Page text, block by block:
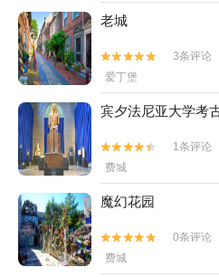
老城


3条评论
爱丁堡


1条评论
费城
魔幻花园


0条评论
费城